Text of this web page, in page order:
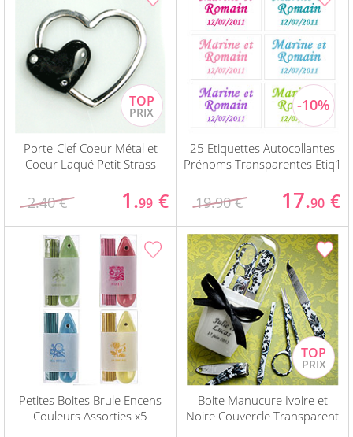
Porte-Clef Coeur Métal et
Coeur Laqué Petit Strass
2.40 € 1.99 €
25 Etiquettes Autocollantes
Prénoms Transparentes Etiq1
19.90 € 17.90 €
Petites Boites Brule Encens
Couleurs Assorties x5
Boite Manucure Ivoire et
Noire Couvercle Transparent